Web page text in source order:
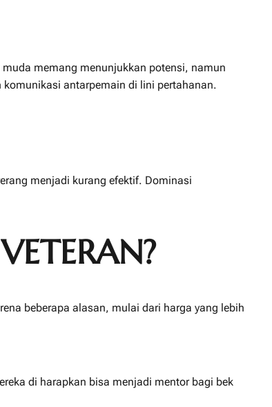
memang menunjukkan potensi, namun
antarpemain di lini pertahanan.
menjadi kurang efektif. Dominasi
beberapa alasan, mulai dari harga yang lebih
di harapkan bisa menjadi mentor bagi bek